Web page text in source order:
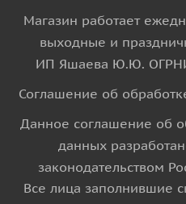
Магазин работает
выходные и
ИП Яшаева Ю.Ю.
Соглашение об
Данное соглашение об
данных
законодательством
Все лица заполнившие